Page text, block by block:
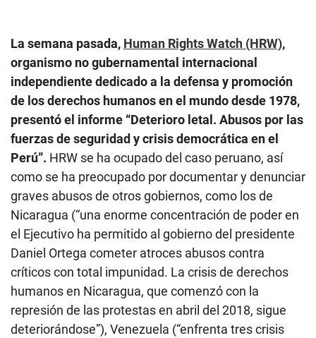
La semana pasada, Human Rights Watch (HRW),
organismo no gubernamental internacional
independiente dedicado a la defensa y promoción
de los derechos humanos en el mundo desde 1978,
presentó el informe “Deterioro letal. Abusos por las
fuerzas de seguridad y crisis democrática en el
Perú”. HRW se ha ocupado del caso peruano, así
como se ha preocupado por documentar y denunciar
graves abusos de otros gobiernos, como los de
Nicaragua (“una enorme concentración de poder en
el Ejecutivo ha permitido al gobierno del presidente
Daniel Ortega cometer atroces abusos contra
críticos con total impunidad. La crisis de derechos
humanos en Nicaragua, que comenzó con la
represión de las protestas en abril del 2018, sigue
deteriorándose”), Venezuela (“enfrenta tres crisis